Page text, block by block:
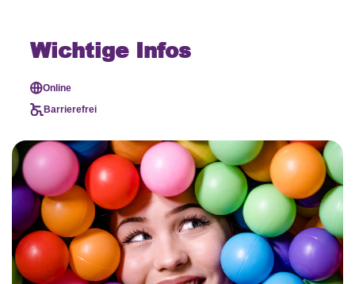
Wichtige Infos
Online
Barrierefrei